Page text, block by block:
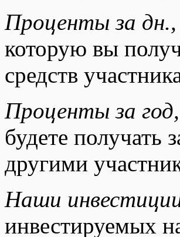
Проценты за
которую вы
средств
Проценты за
будете получать
другими
Наши
инвестируемых